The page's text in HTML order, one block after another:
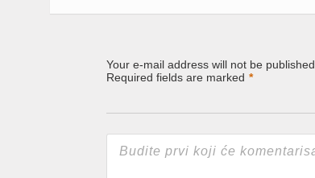
Your e-mail address will not be published.
Required fields are marked *